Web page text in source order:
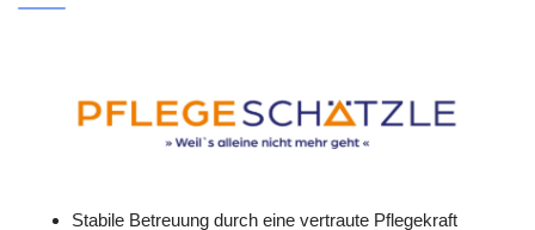
Stabile Betreuung durch eine vertraute Pflegekraft